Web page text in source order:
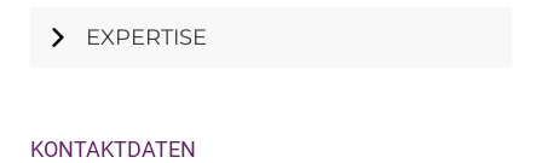
KONTAKTDATEN
EXPERTISE